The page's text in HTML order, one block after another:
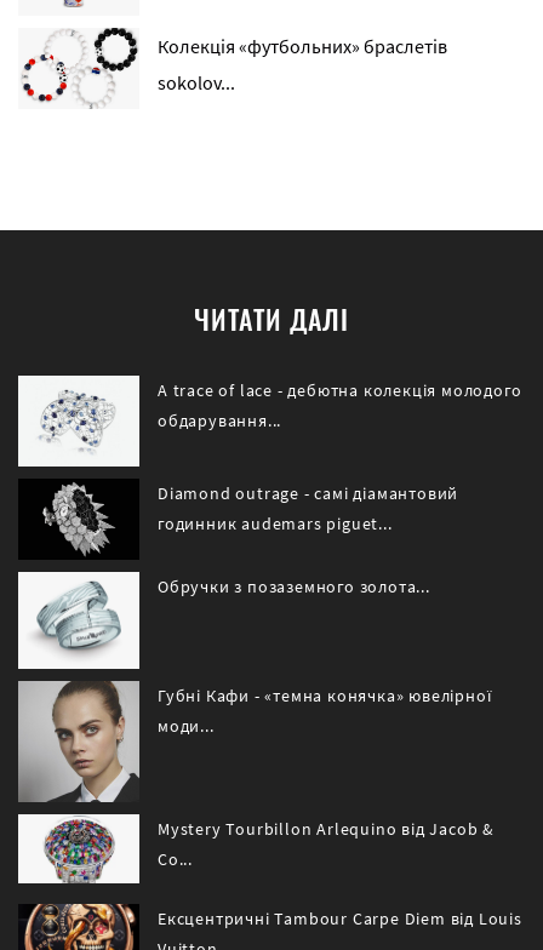
Колекція «футбольних» браслетів
sokolov...
ЧИТАТИ ДАЛІ
A trace of lace - дебютна колекція молодого
обдарування...
Diamond outrage - самі діамантовий
годинник audemars piguet...
Обручки з позаземного золота...
Губні Кафи - «темна конячка» ювелірної
моди...
Mystery Tourbillon Arlequino від Jacob &
Co...
Ексцентричні Tambour Carpe Diem від Louis